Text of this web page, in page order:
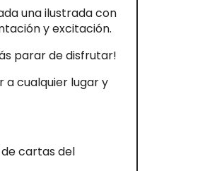
una ilustrada con
y excitación.
parar de disfrutar!
a cualquier lugar y
cartas del